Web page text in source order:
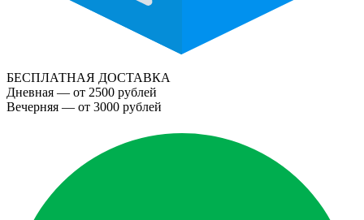
БЕСПЛАТНАЯ ДОСТАВКА
Дневная — от 2500 рублей
Вечерняя — от 3000 рублей